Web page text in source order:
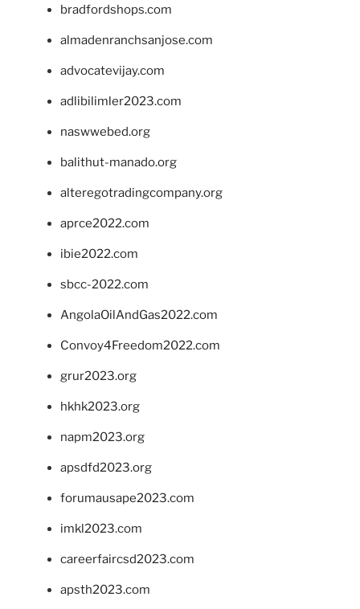
bradfordshops.com
almadenranchsanjose.com
advocatevijay.com
adlibilimler2023.com
naswwebed.org
balithut-manado.org
alteregotradingcompany.org
aprce2022.com
ibie2022.com
sbcc-2022.com
AngolaOilAndGas2022.com
Convoy4Freedom2022.com
grur2023.org
hkhk2023.org
napm2023.org
apsdfd2023.org
forumausape2023.com
imkl2023.com
careerfaircsd2023.com
apsth2023.com